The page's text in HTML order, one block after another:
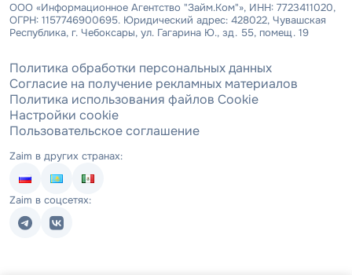
ООО «Информационное Агентство "Займ.Ком"», ИНН: 7723411020,
ОГРН: 1157746900695. Юридический адрес: 428022, Чувашская
Республика, г. Чебоксары, ул. Гагарина Ю., зд. 55, помещ. 19
Политика обработки персональных данных
Согласие на получение рекламных материалов
Политика использования файлов Cookie
Настройки cookie
Пользовательское соглашение
Zaim в других странах:
Zaim в соцсетях: